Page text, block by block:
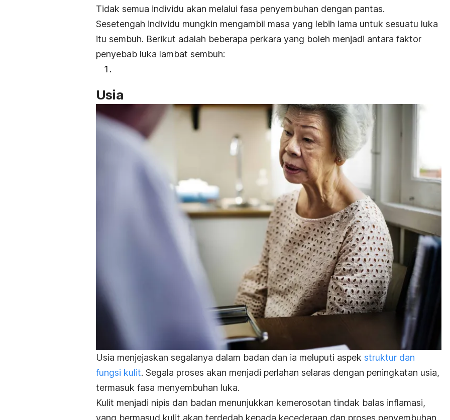
Tidak semua individu akan melalui fasa penyembuhan dengan pantas.
Sesetengah individu mungkin mengambil masa yang lebih lama untuk sesuatu luka
itu sembuh. Berikut adalah beberapa perkara yang boleh menjadi antara faktor
penyebab luka lambat sembuh:
Usia
Usia menjejaskan segalanya dalam badan dan ia meluputi aspek struktur dan
fungsi kulit. Segala proses akan menjadi perlahan selaras dengan peningkatan usia,
termasuk fasa menyembuhan luka.
Kulit menjadi nipis dan badan menunjukkan kemerosotan tindak balas inflamasi,
yang bermasud kulit akan terdedah kepada kecederaan dan proses penyembuhan